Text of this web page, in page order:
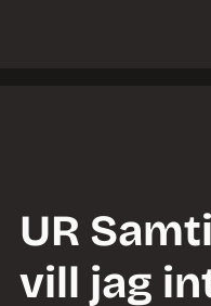
UR
vill jag